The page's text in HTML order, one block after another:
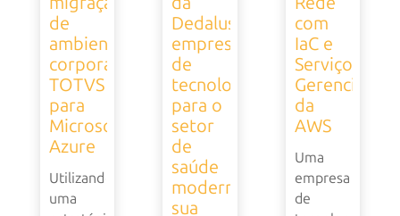
de
ambiente
corporativo
TOTVS
para
Microsoft
Azure
Utilizando
uma
Dedalus,
empresa
de
tecnologia
para o
setor
de
saúde
moderniza
sua
com
IaC e
Serviços
Gerenciados
da
AWS
Uma
empresa
de